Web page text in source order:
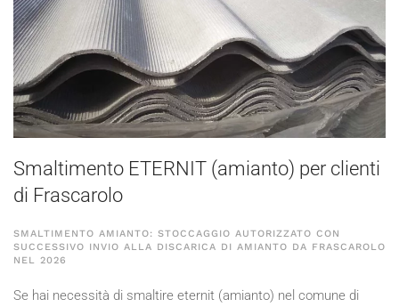
Smaltimento ETERNIT (amianto) per clienti
di Frascarolo
SMALTIMENTO AMIANTO: STOCCAGGIO AUTORIZZATO CON
SUCCESSIVO INVIO ALLA DISCARICA DI AMIANTO DA FRASCAROLO
NEL 2026
Se hai necessità di smaltire eternit (amianto) nel comune di